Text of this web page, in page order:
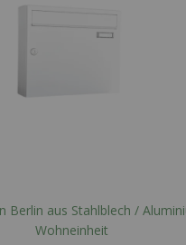
Berlin aus Stahlblech /
Wohneinheit